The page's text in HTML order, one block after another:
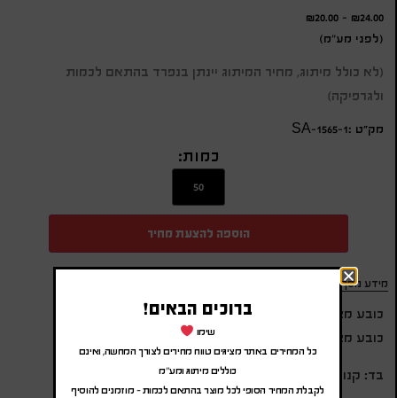
₪24.00
-
₪20.00
(לפני מע"מ)
(לא כולל מיתוג, מחיר המיתוג יינתן בנפרד בהתאם לכמות
ולגרפיקה)
מק״ט :SA-1565-1
כמות:
הוספה להצעת מחיר
מידע נוסף
כובע מצחיה קנווס עבה
כובע מצחיה
בד: קנווס עבה
ברוכים הבאים!
שימו
כל המחירים באתר מציגים טווח מחירים לצורך המחשה, ואינם
כוללים מיתוג ומע"מ
לקבלת המחיר הסופי לכל מוצר בהתאם לכמות – מוזמנים להוסיף